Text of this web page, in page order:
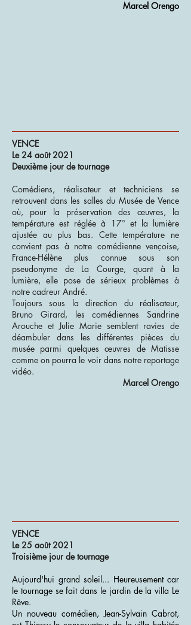
Marcel Orengo
VENCE
Le 24 août 2021
Deuxième jour de tournage
Comédiens, réalisateur et techniciens se
retrouvent dans les salles du Musée de Vence
où, pour la préservation des œuvres, la
température est réglée à 17° et la lumière
ajustée au plus bas. Cette température ne
convient pas à notre comédienne vençoise,
France-Hélène plus connue sous son
pseudonyme de La Courge, quant à la
lumière, elle pose de sérieux problèmes à
notre cadreur André.
Toujours sous la direction du réalisateur,
Bruno Girard, les comédiennes Sandrine
Arouche et Julie Marie semblent ravies de
déambuler dans les différentes pièces du
musée parmi quelques œuvres de Matisse
comme on pourra le voir dans notre reportage
vidéo.
Marcel Orengo
VENCE
Le 25 août 2021
Troisième jour de tournage
Aujourd'hui grand soleil... Heureusement car
le tournage se fait dans le jardin de la villa Le
Rêve.
Un nouveau comédien, Jean-Sylvain Cabrot,